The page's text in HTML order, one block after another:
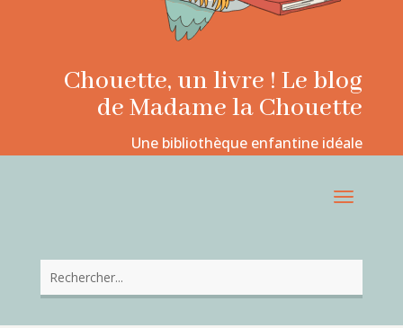
Chouette, un livre ! Le blog
de Madame la Chouette
Une bibliothèque enfantine idéale